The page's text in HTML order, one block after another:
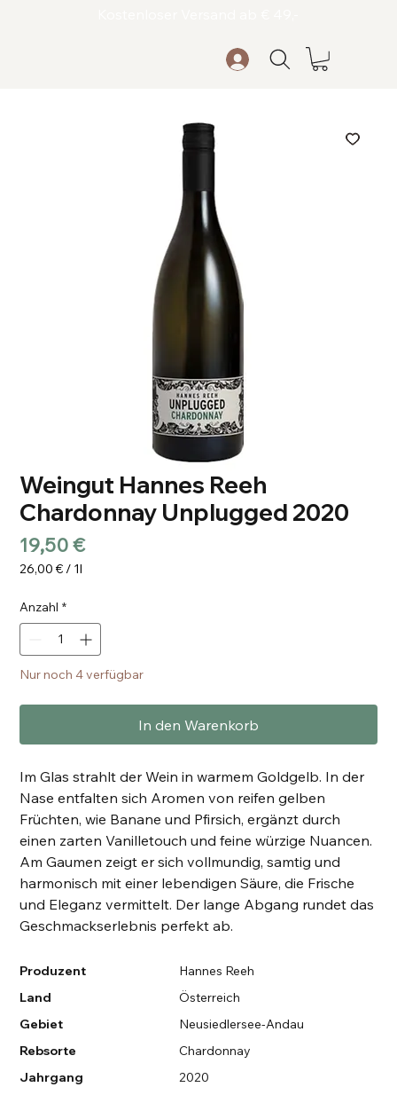
Weingut Hannes Reeh
Chardonnay Unplugged 2020
19,50 €Preis
26,00 € / 1l
pro
1
Anzahl *
Nur noch 4 verfügbar
In den Warenkorb
Im Glas strahlt der Wein in warmem Goldgelb. In der
Nase entfalten sich Aromen von reifen gelben
Früchten, wie Banane und Pfirsich, ergänzt durch
einen zarten Vanilletouch und feine würzige Nuancen.
Am Gaumen zeigt er sich vollmundig, samtig und
harmonisch mit einer lebendigen Säure, die Frische
und Eleganz vermittelt. Der lange Abgang rundet das
Geschmackserlebnis perfekt ab.
Produzent
Hannes Reeh
Land
Österreich
Gebiet
Neusiedlersee-Andau
Rebsorte
Chardonnay
Jahrgang
2020